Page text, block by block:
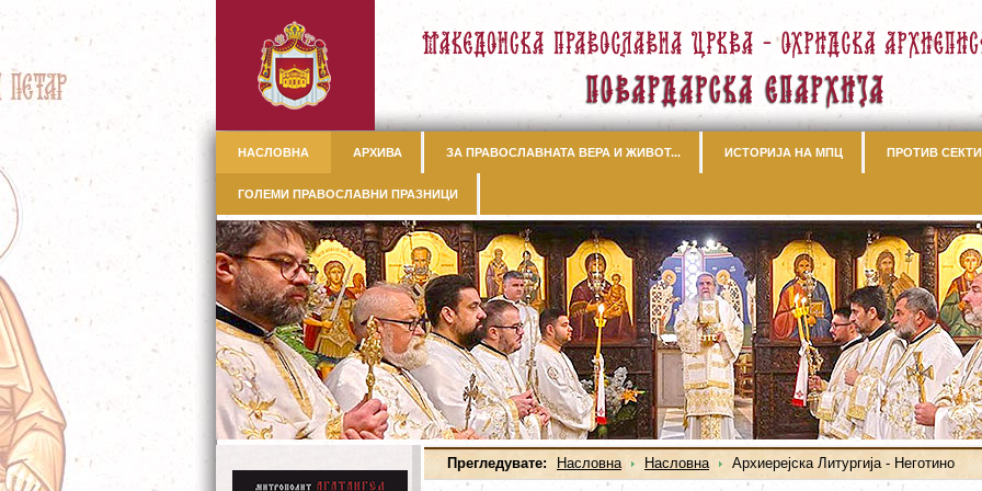
НАСЛОВНА АРХИВА ЗА ПРАВОСЛАВНАТА ВЕРА И ЖИВОТ... ИСТОРИЈА НА МПЦ ПРОТИВ
ГОЛЕМИ ПРАВОСЛАВНИ ПРАЗНИЦИ
Прегледувате: Насловна Насловна Архиерејска Литургија - Неготино